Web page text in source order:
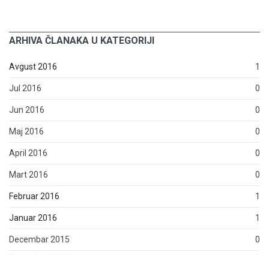
ARHIVA ČLANAKA U KATEGORIJI
Avgust 2016 1
Jul 2016 0
Jun 2016 0
Maj 2016 0
April 2016 0
Mart 2016 0
Februar 2016 1
Januar 2016 1
Decembar 2015 0